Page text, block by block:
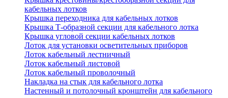
кабельных лотков
Крышка переходника для кабельных лотков
Крышка Т-образной секции для кабельного лотка
Крышка угловой секции кабельных лотков
Лоток для установки осветительных приборов
Лоток кабельный лестничный
Лоток кабельный листовой
Лоток кабельный проволочный
Накладка на стык для кабельного лотка
Настенный и потолочный кронштейн для кабельного